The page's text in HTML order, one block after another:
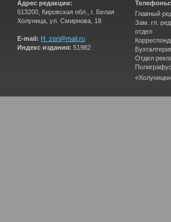
Адрес редакции:
613200, Кировская обл., г. Белая
Холуница, ул. Смирнова, 18
E-mail: H_zori@mail.ru
Индекс издания: 51982
Телефоны:
Главный
Зам. гл.
отдел
Отдел